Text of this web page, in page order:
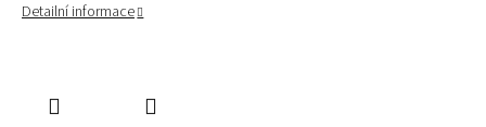
Detailní informace